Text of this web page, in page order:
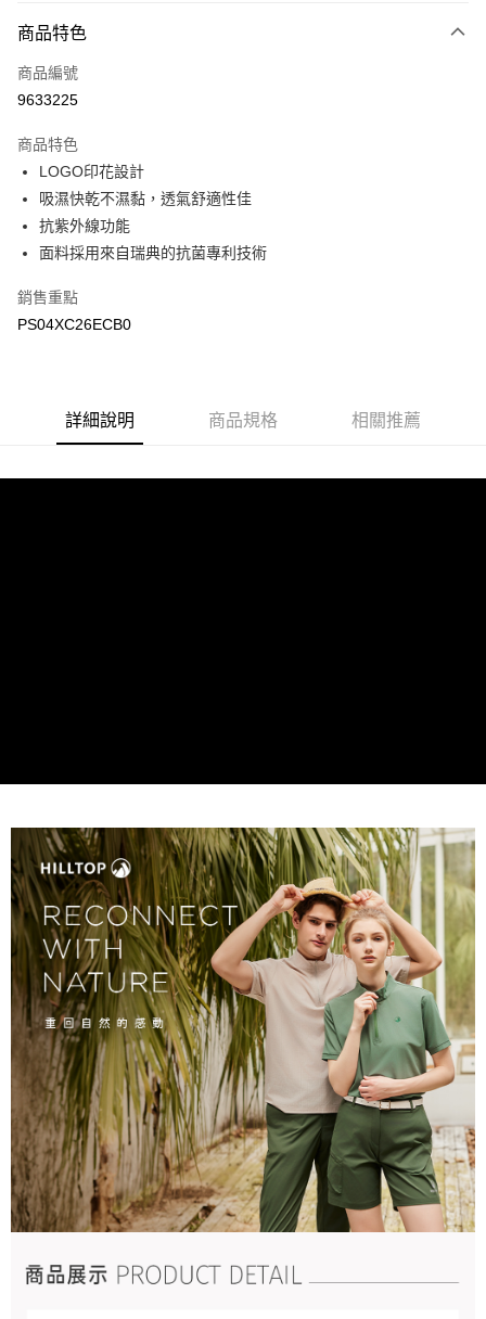
信用卡一次付款
LINE Pay
悠遊付
Google Pay
運送方式
宅配
每筆NT$90，滿NT$899(含以上)免運費
商品特色
商品編號
9633225
商品特色
LOGO印花設計
吸濕快乾不濕黏，透氣舒適性佳
抗紫外線功能
面料採用來自瑞典的抗菌專利技術
銷售重點
PS04XC26ECB0
詳細說明 商品規格 相關推薦